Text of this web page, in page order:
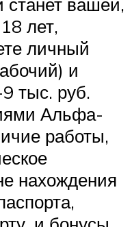
лет,
личный
и
тыс. руб.
Альфа-
работы,
нахождения